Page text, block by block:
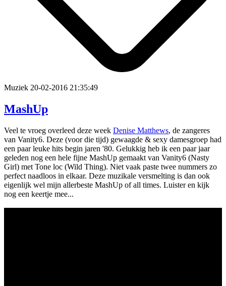
Muziek 20-02-2016 21:35:49
MashUp
Veel te vroeg overleed deze week Denise Matthews, de zangeres
van Vanity6. Deze (voor die tijd) gewaagde & sexy damesgroep had
een paar leuke hits begin jaren '80. Gelukkig heb ik een paar jaar
geleden nog een hele fijne MashUp gemaakt van Vanity6 (Nasty
Girl) met Tone loc (Wild Thing). Niet vaak paste twee nummers zo
perfect naadloos in elkaar. Deze muzikale versmelting is dan ook
eigenlijk wel mijn allerbeste MashUp of all times. Luister en kijk
nog een keertje mee...